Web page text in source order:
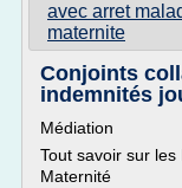
avec arret
maternite
Conjoints
indemnités
Médiation
Tout savoir sur les
Maternité